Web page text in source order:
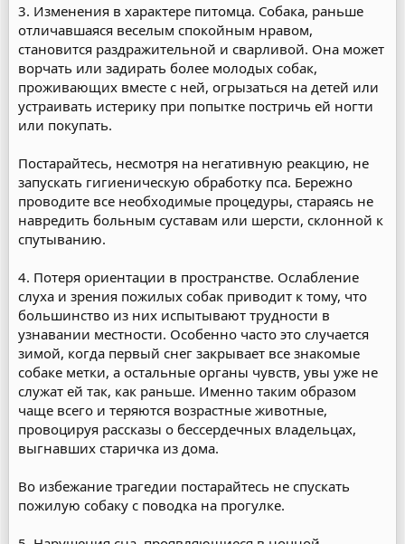
3. Изменения в характере питомца. Собака, раньше
отличавшаяся веселым спокойным нравом,
становится раздражительной и сварливой. Она может
ворчать или задирать более молодых собак,
проживающих вместе с ней, огрызаться на детей или
устраивать истерику при попытке постричь ей ногти
или покупать.
Постарайтесь, несмотря на негативную реакцию, не
запускать гигиеническую обработку пса. Бережно
проводите все необходимые процедуры, стараясь не
навредить больным суставам или шерсти, склонной к
спутыванию.
4. Потеря ориентации в пространстве. Ослабление
слуха и зрения пожилых собак приводит к тому, что
большинство из них испытывают трудности в
узнавании местности. Особенно часто это случается
зимой, когда первый снег закрывает все знакомые
собаке метки, а остальные органы чувств, увы уже не
служат ей так, как раньше. Именно таким образом
чаще всего и теряются возрастные животные,
провоцируя рассказы о бессердечных владельцах,
выгнавших старичка из дома.
Во избежание трагедии постарайтесь не спускать
пожилую собаку с поводка на прогулке.